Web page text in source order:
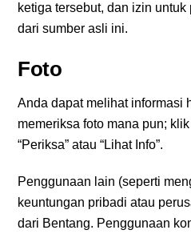
ketiga tersebut, dan izin
dari sumber asli ini.
Foto
Anda dapat melihat informasi
memeriksa foto mana pun;
“Periksa” atau “Lihat Info”.
Penggunaan lain (seperti
keuntungan pribadi atau
dari Bentang. Penggunaan